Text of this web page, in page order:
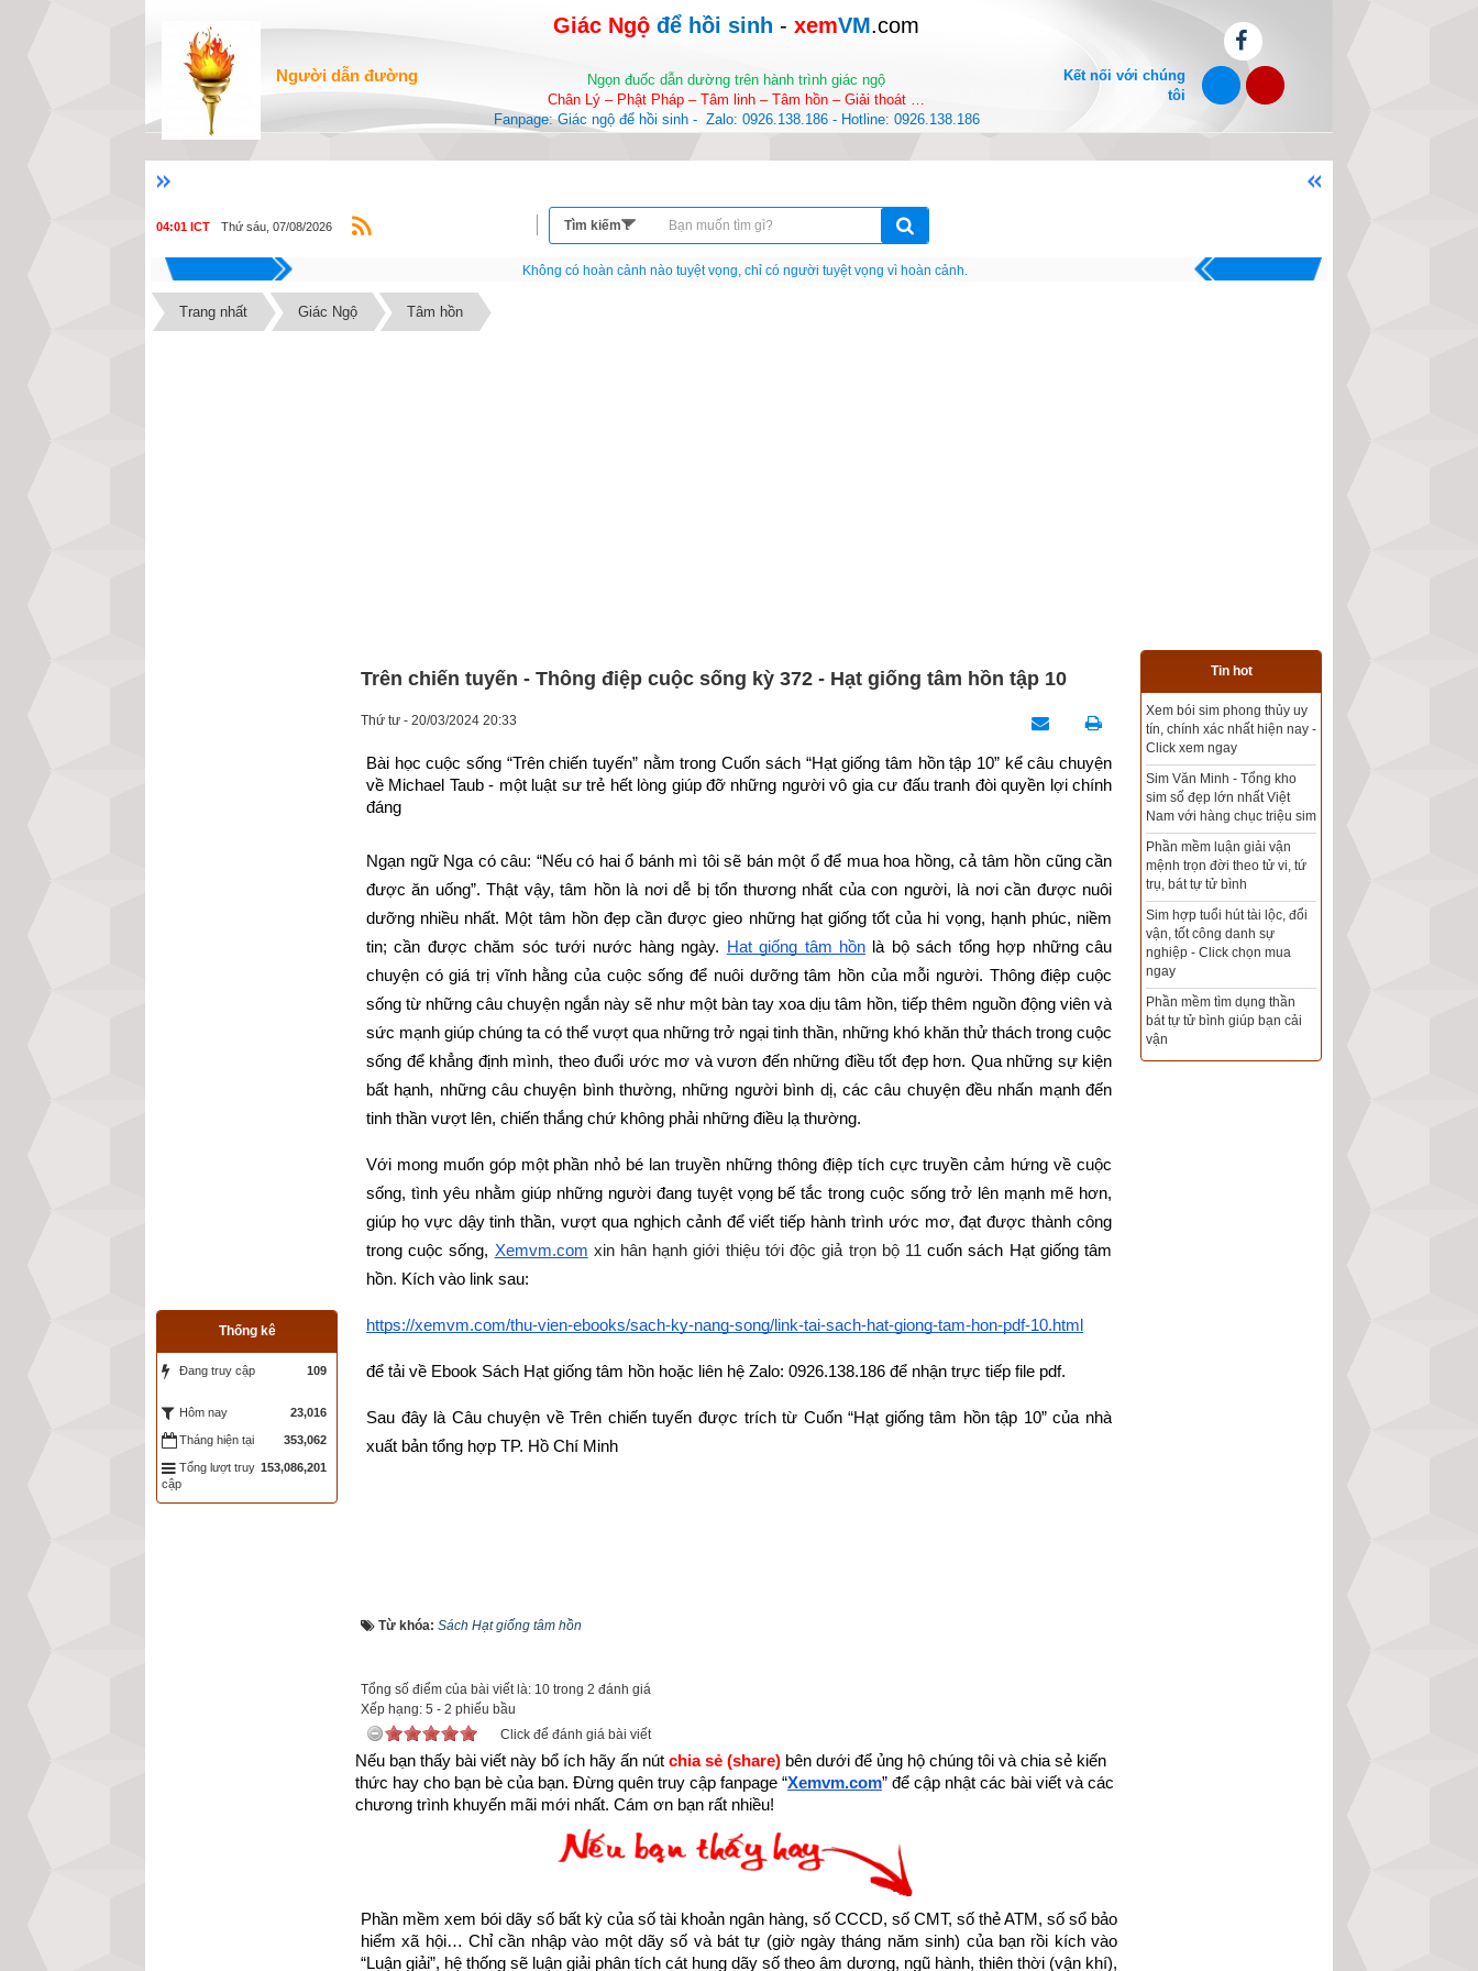
Người dẫn đường
Giác Ngộ để hồi sinh - xemVM.com
Ngọn đuốc dẫn dường trên hành trình giác ngộ
Chân Lý – Phật Pháp – Tâm linh – Tâm hồn – Giải thoát …
Fanpage: Giác ngộ để hồi sinh -  Zalo: 0926.138.186 - Hotline: 0926.138.186
Kết nối với chúng
tôi
Chào mừng bạn đến với
04:01 ICT Thứ sáu, 07/08/2026
Nếu như không chịu học tập thì cho dù đi vạn dặm đường cũng chỉ là anh đưa thư.
Trang nhất Giác Ngộ Tâm hồn
Trên chiến tuyến - Thông điệp cuộc sống kỳ 372 - Hạt giống tâm hồn tập 10
Thứ tư - 20/03/2024 20:33
Bài học cuộc sống “Trên chiến tuyến” nằm trong Cuốn sách “Hạt giống tâm hồn tập 10” kể câu chuyện
về Michael Taub - một luật sư trẻ hết lòng giúp đỡ những người vô gia cư đấu tranh đòi quyền lợi chính
đáng
Ngạn ngữ Nga có câu: “Nếu có hai ổ bánh mì tôi sẽ bán một ổ để mua hoa hồng, cả tâm hồn cũng cần
được ăn uống”. Thật vậy, tâm hồn là nơi dễ bị tổn thương nhất của con người, là nơi cần được nuôi
dưỡng nhiều nhất. Một tâm hồn đẹp cần được gieo những hạt giống tốt của hi vọng, hạnh phúc, niềm
tin; cần được chăm sóc tưới nước hàng ngày.
Hạt giống tâm hồn là bộ sách tổng hợp những câu
chuyện có giá trị vĩnh hằng của cuộc sống để nuôi dưỡng tâm hồn của mỗi người. Thông điệp cuộc
sống từ những câu chuyện ngắn này sẽ như một bàn tay xoa dịu tâm hồn, tiếp thêm nguồn động viên và
sức mạnh giúp chúng ta có thể vượt qua những trở ngại tinh thần, những khó khăn thử thách trong cuộc
sống để khẳng định mình, theo đuổi ước mơ và vươn đến những điều tốt đẹp hơn. Qua những sự kiện
bất hạnh, những câu chuyện bình thường, những người bình dị, các câu chuyện đều nhấn mạnh đến
tinh thần vượt lên, chiến thắng chứ không phải những điều lạ thường.
Với mong muốn góp một phần nhỏ bé lan truyền những thông điệp tích cực truyền cảm hứng về cuộc
sống, tình yêu nhằm giúp những người đang tuyệt vọng bế tắc trong cuộc sống trở lên mạnh mẽ hơn,
giúp họ vực dậy tinh thần, vượt qua nghịch cảnh để viết tiếp hành trình ước mơ, đạt được thành công
trong cuộc sống, Xemvm.com xin hân hạnh giới thiệu tới độc giả trọn bộ 11 cuốn sách Hạt giống tâm
hồn. Kích vào link sau:
https://xemvm.com/thu-vien-ebooks/sach-ky-nang-song/link-tai-sach-hat-giong-tam-hon-pdf-10.html
để tải về Ebook Sách Hạt giống tâm hồn hoặc liên hệ Zalo: 0926.138.186 để nhận trực tiếp file pdf.
Sau đây là Câu chuyện về Trên chiến tuyến được trích từ Cuốn “Hạt giống tâm hồn tập 10” của nhà
xuất bản tổng hợp TP. Hồ Chí Minh
Hãy đảm bảo rằng bạn đã làm đúng, sau đó hãy kiên định ý chí của mình.
Từ khóa: Sách Hạt giống tâm hồn
Tổng số điểm của bài viết là: 10 trong 2 đánh giá
Xếp hạng: 5 - 2 phiếu bầu
Click để đánh giá bài viết
Nếu bạn thấy bài viết này bổ ích hãy ấn nút chia sẻ (share) bên dưới để ủng hộ chúng tôi và chia sẻ kiến
thức hay cho bạn bè của bạn. Đừng quên truy cập fanpage “Xemvm.com” để cập nhật các bài viết và các
chương trình khuyến mãi mới nhất. Cám ơn bạn rất nhiều!
Phần mềm xem bói dãy số bất kỳ của số tài khoản ngân hàng, số CCCD, số CMT, số thẻ ATM, số sổ bảo
hiểm xã hội… Chỉ cần nhập vào một dãy số và bát tự (giờ ngày tháng năm sinh) của bạn rồi kích vào
“Luận giải”, hệ thống sẽ luận giải phân tích cát hung dãy số theo âm dương, ngũ hành, thiên thời (vận khí),
Tin hot
Xem bói sim phong thủy uy
tín, chính xác nhất hiện nay -
Sim Văn Minh - Tổng kho
sim số đẹp lớn nhất Việt
Nam với hàng chục triệu sim
Phần mềm luận giải vận
mệnh trọn đời theo tử vi, tứ
trụ, bát tự tử bình
Sim hợp tuổi hút tài lộc, đổi
vận, tốt công danh sự
nghiệp - Click chọn mua
ngay
Phần mềm tìm dụng thần
bát tự tử bình giúp bạn cải
vận
Tổng kho sim phong thủy -
Sim hợp tuổi - Sim hợp
Xem bói sim phong thủy
theo khoa học tử vi, tứ trụ
chính xác nhất
Mua sim Thần tài, Thần tài
theo bạn! Giao sim miễn phí
Xem ngày đẹp - chọn ngày
tốt khởi sự theo kinh dịch
Tổng Kho Sim Năm sinh 0x -
trường - Click xem ngay
Thống kê
Đang truy cập 109
Hôm nay 23,016
Tháng hiện tại 353,062
Tổng lượt truy
cập
153,086,201